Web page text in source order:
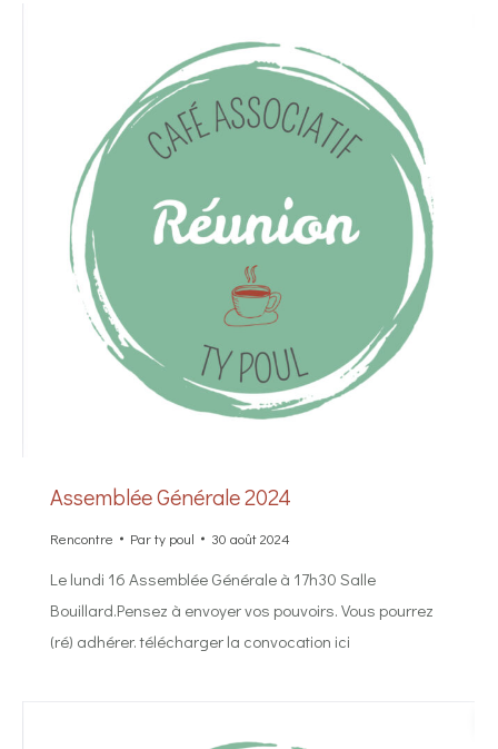
Assemblée Générale 2024
Rencontre Party poul 30 août 2024
Le lundi 16 Assemblée Générale à 17h30 Salle
Bouillard.Pensez à envoyer vos pouvoirs. Vous pourrez
(ré) adhérer. télécharger la convocation ici